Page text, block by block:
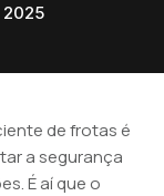
2025
de frotas é
a segurança
É aí que o